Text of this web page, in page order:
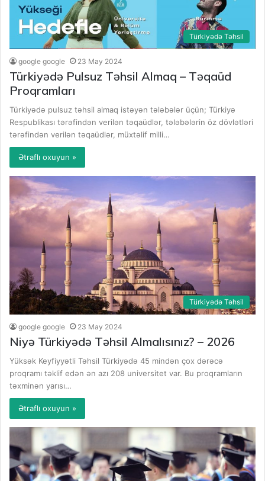
Türkiyədə Təhsil
google google 23 May 2024
Türkiyədə Pulsuz Təhsil Almaq – Təqaüd
Proqramları
Türkiyədə pulsuz təhsil almaq istəyən tələbələr üçün; Türkiyə
Respublikası tərəfindən verilən təqaüdlər, tələbələrin öz dövlətləri
tərəfindən verilən təqaüdlər, müxtəlif milli…
Ətraflı oxuyun »
Türkiyədə Təhsil
google google 23 May 2024
Niyə Türkiyədə Təhsil Almalısınız? – 2026
Yüksək Keyfiyyətli Təhsil Türkiyədə 45 mindən çox dərəcə
proqramı təklif edən ən azı 208 universitet var. Bu proqramların
təxminən yarısı…
Ətraflı oxuyun »